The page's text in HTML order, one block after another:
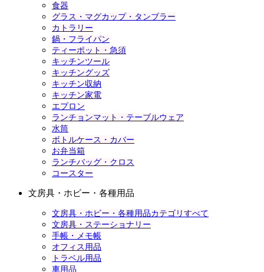
食器
グラス・マグカップ・タンブラー
カトラリー
鍋・フライパン
ティーポット・急須
キッチンツール
キッチングッズ
キッチン収納
キッチン家電
エプロン
ランチョンマット・テーブルウェア
水筒
ボトルケース・カバー
お弁当箱
ランチバッグ・クロス
コースター
文房具・ホビー・各種用品
文房具・ホビー・各種用品カテゴリすべて
文房具・ステーショナリー
手帳・メモ帳
オフィス用品
トラベル用品
車用品